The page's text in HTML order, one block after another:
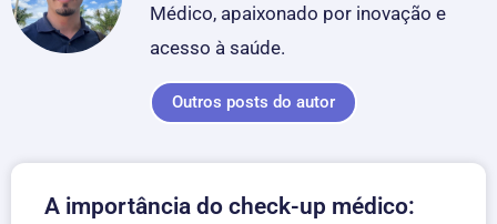
Médico, apaixonado por inovação e
acesso à saúde.
Outros posts do autor
A importância do check-up médico: